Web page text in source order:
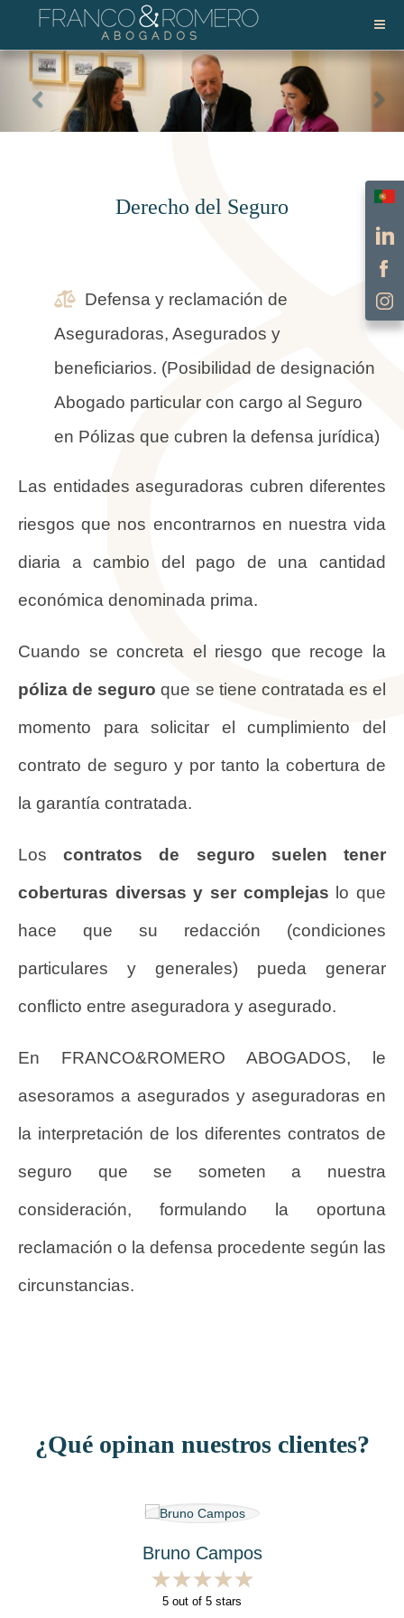
Derecho del Seguro
Defensa y reclamación de
Aseguradoras, Asegurados y
beneficiarios. (Posibilidad de designación
Abogado particular con cargo al Seguro
en Pólizas que cubren la defensa jurídica)
Las entidades aseguradoras cubren diferentes
riesgos que nos encontrarnos en nuestra vida
diaria a cambio del pago de una cantidad
económica denominada prima.
Cuando se concreta el riesgo que recoge la
póliza de seguro que se tiene contratada es el
momento para solicitar el cumplimiento del
contrato de seguro y por tanto la cobertura de
la garantía contratada.
Loscontratos de seguro suelen tener
coberturas diversas y ser complejas lo que
hace que su redacción (condiciones
particulares y generales) pueda generar
conflicto entre aseguradora y asegurado.
En FRANCO&ROMERO ABOGADOS, le
asesoramos a asegurados y aseguradoras en
la interpretación de los diferentes contratos de
seguro que se someten a nuestra
consideración, formulando la oportuna
reclamación o la defensa procedente según las
circunstancias.
¿Qué opinan nuestros clientes?
Bruno Campos
★★★★★
★★★★★
5 out of 5 stars